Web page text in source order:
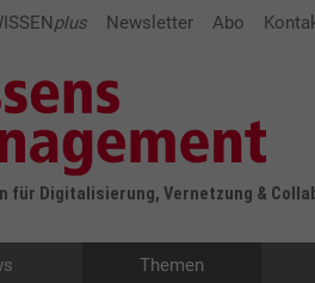
plus Newsletter Abo
für Digitalisierung, Vernetzung &
Themen